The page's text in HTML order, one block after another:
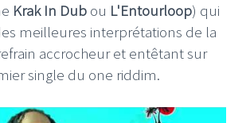
Krak In Dub ou L'Entourloop) qui
meilleures interprétations de la
accrocheur et entêtant sur
single du one riddim.